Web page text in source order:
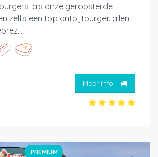
als onze geroosterde
zelfs een top ontbijtburger. allen
Meer info
PREMIUM